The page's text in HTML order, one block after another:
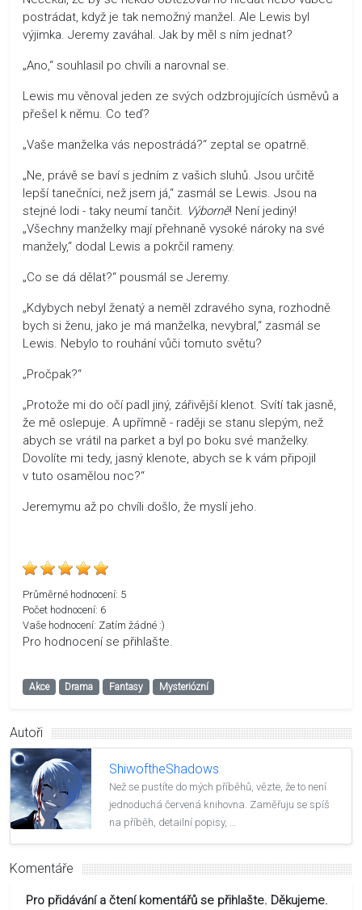
postrádat, když je tak nemožný manžel. Ale Lewis byl
výjimka. Jeremy zaváhal. Jak by měl s ním jednat?
„Ano,“ souhlasil po chvíli a narovnal se.
Lewis mu věnoval jeden ze svých odzbrojujících úsměvů a
přešel k němu. Co teď?
„Vaše manželka vás nepostrádá?“ zeptal se opatrně.
„Ne, právě se baví s jedním z vašich sluhů. Jsou určitě
lepší tanečníci, než jsem já,“ zasmál se Lewis. Jsou na
stejné lodi - taky neumí tančit. Výborně! Není jediný!
„Všechny manželky mají přehnaně vysoké nároky na své
manžely,“ dodal Lewis a pokrčil rameny.
„Co se dá dělat?“ pousmál se Jeremy.
„Kdybych nebyl ženatý a neměl zdravého syna, rozhodně
bych si ženu, jako je má manželka, nevybral,“ zasmál se
Lewis. Nebylo to rouhání vůči tomuto světu?
„Pročpak?“
„Protože mi do očí padl jiný, zářivější klenot. Svítí tak jasně,
že mě oslepuje. A upřímně - raději se stanu slepým, než
abych se vrátil na parket a byl po boku své manželky.
Dovolíte mi tedy, jasný klenote, abych se k vám připojil
v tuto osamělou noc?“
Jeremymu až po chvíli došlo, že myslí jeho.
Průměrné hodnocení: 5
Počet hodnocení: 6
Vaše hodnocení: Zatím žádné :)
Pro hodnocení se přihlašte.
Akce Drama Fantasy Mysteriózní
Autoři
ShiwoftheShadows
Než se pustíte do mých příběhů, vězte, že to není
jednoduchá červená knihovna. Zaměřuju se spíš
na příběh, detailní popisy, …
Komentáře
Pro přidávání a čtení komentářů se přihlašte. Děkujeme.